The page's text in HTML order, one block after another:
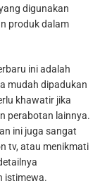
digunakan
produk dalam
ini adalah
mudah dipadukan
khawatir jika
perabotan lainnya.
ini juga sangat
tv, atau menikmati
istimewa.